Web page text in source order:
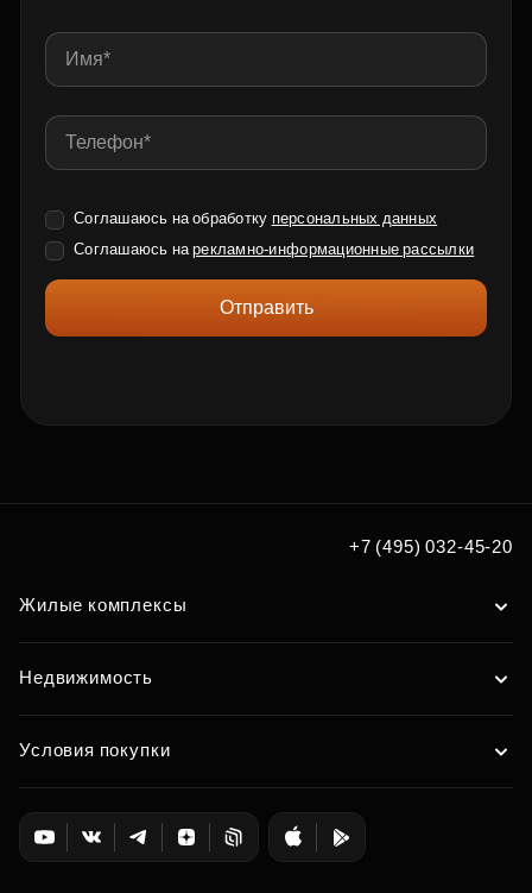
Соглашаюсь на обработку персональных данных
Соглашаюсь нарекламно-информационные рассылки
Отправить
+7 (495) 032-45-20
Жилые комплексы
Недвижимость
Условия покупки